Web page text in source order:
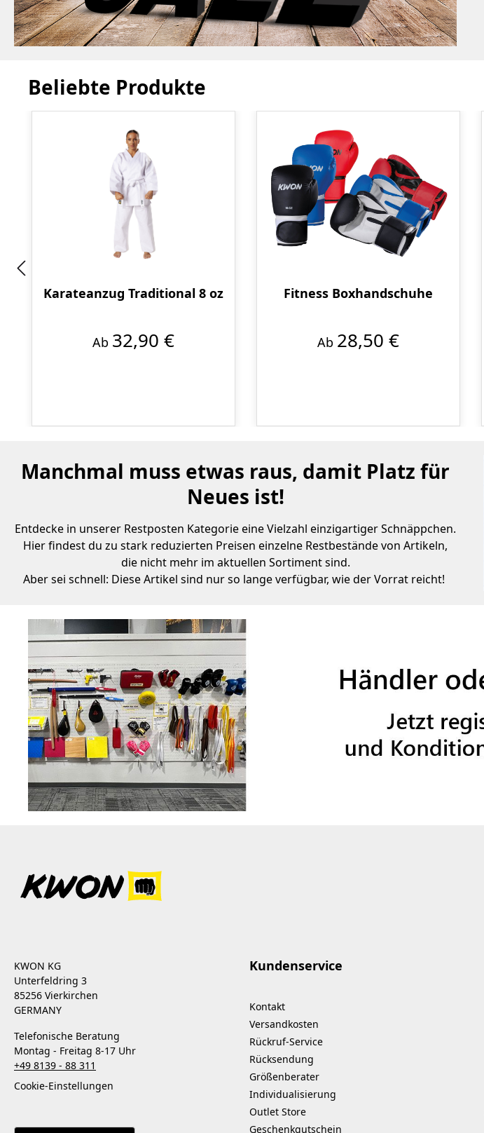
Beliebte Produkte
Karateanzug Traditional 8 oz
Ab 32,90 €
Fitness Boxhandschuhe
Ab 28,50 €
Manchmal muss etwas raus, damit Platz für
Neues ist!
Entdecke in unserer Restposten Kategorie eine Vielzahl einzigartiger Schnäppchen.
Hier findest du zu stark reduzierten Preisen einzelne Restbestände von Artikeln,
die nicht mehr im aktuellen Sortiment sind.
Aber sei schnell: Diese Artikel sind nur so lange verfügbar, wie der Vorrat reicht!
KWON KG
Unterfeldring 3
85256 Vierkirchen
GERMANY
Telefonische Beratung
Montag - Freitag 8-17 Uhr
+49 8139 - 88 311
Cookie-Einstellungen
Kundenservice
Kontakt
Versandkosten
Rückruf-Service
Rücksendung
Größenberater
Individualisierung
Outlet Store
Geschenkgutschein